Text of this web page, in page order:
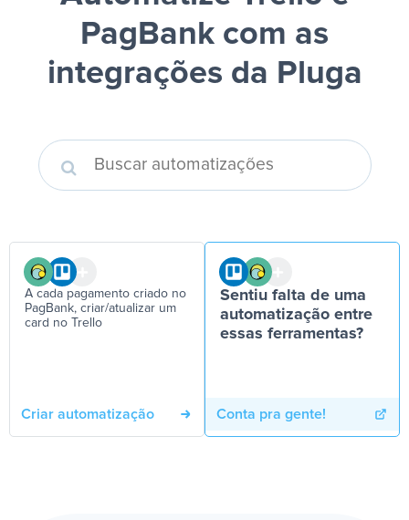
PagBank com as
integrações da Pluga
A cada pagamento criado no
PagBank, criar/atualizar um
card no Trello
Criar automatização
Sentiu falta de uma
automatização entre
essas ferramentas?
Conta pra gente!